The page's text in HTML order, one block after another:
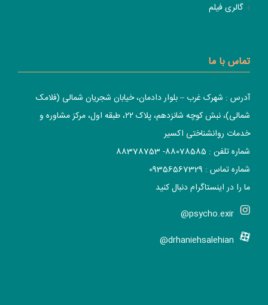
گالری فیلم
تماس با ما
آدرس : شهرک غرب – بلوار دادمان، خیابان شجریان شمالی (فلامک
شمالی)، نبش کوچه شانزدهم، پلاک ۲۲، طبقه اول، مرکز مشاوره و
خدمات روانشناختی اکسیر
شماره تلفن : 88078585- 88378753
شماره تماس : 09356567329
ما را در اینستاگرام دنبال کنید
psycho.exir@
drhaniehsalehian@